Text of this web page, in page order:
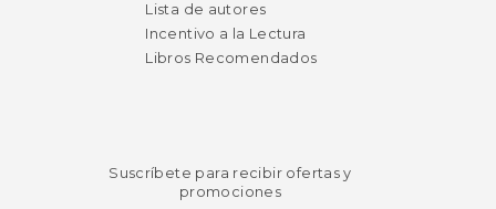
Lista de autores
Incentivo a la Lectura
Libros Recomendados
Suscríbete para recibir ofertas y
promociones